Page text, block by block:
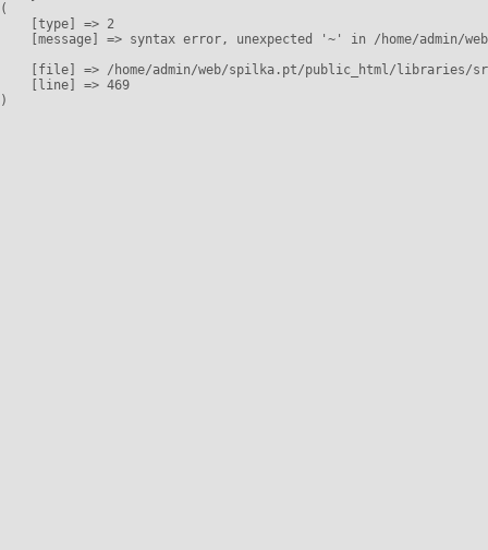
(
    [type] => 2
[message] => syntax error, unexpected '~' in /home/admin/
[file] => /home/admin/web/spilka.pt/public_html/libraries/
    [line] => 469